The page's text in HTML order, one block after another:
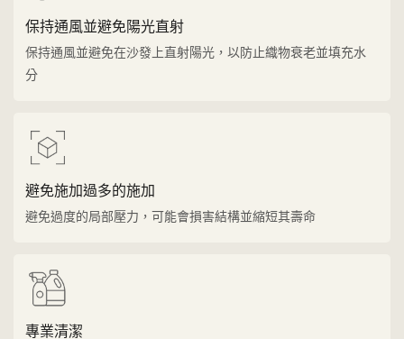
保持通風並避免陽光直射
保持通風並避免在沙發上直射陽光，以防止織物衰老並填充水
分
避免施加過多的施加
避免過度的局部壓力，可能會損害結構並縮短其壽命
專業清潔